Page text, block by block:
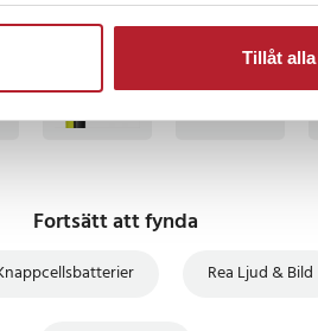
Tillåt alla
BÄSTSÄLJARE
Fortsätt att fynda
Rea Ljud & Bild